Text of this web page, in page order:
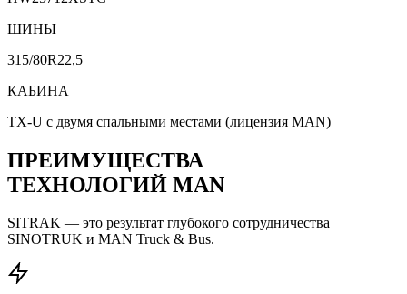
ШИНЫ
315/80R22,5
КАБИНА
TX-U с двумя спальными местами (лицензия MAN)
ПРЕИМУЩЕСТВА
ТЕХНОЛОГИЙ MAN
SITRAK — это результат глубокого сотрудничества
SINOTRUK и MAN Truck & Bus.